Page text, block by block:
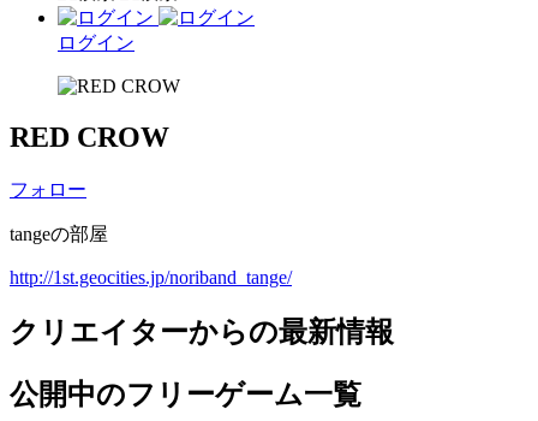
ログイン
RED CROW
フォロー
tangeの部屋
http://1st.geocities.jp/noriband_tange/
クリエイターからの最新情報
公開中のフリーゲーム一覧